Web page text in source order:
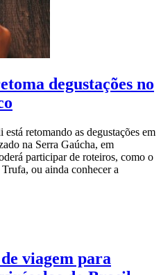
degustações no
retomando as degustações em
na Serra Gaúcha, em
participar de roteiros, como o
ou ainda conhecer a
viagem para